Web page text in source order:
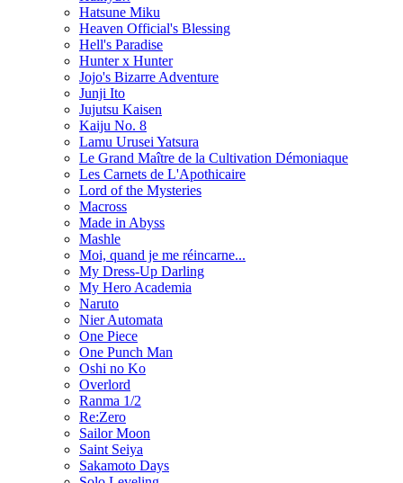
Hatsune Miku
Heaven Official's Blessing
Hell's Paradise
Hunter x Hunter
Jojo's Bizarre Adventure
Junji Ito
Jujutsu Kaisen
Kaiju No. 8
Lamu Urusei Yatsura
Le Grand Maître de la Cultivation Démoniaque
Les Carnets de L'Apothicaire
Lord of the Mysteries
Macross
Made in Abyss
Mashle
Moi, quand je me réincarne...
My Dress-Up Darling
My Hero Academia
Naruto
Nier Automata
One Piece
One Punch Man
Oshi no Ko
Overlord
Ranma 1/2
Re:Zero
Sailor Moon
Saint Seiya
Sakamoto Days